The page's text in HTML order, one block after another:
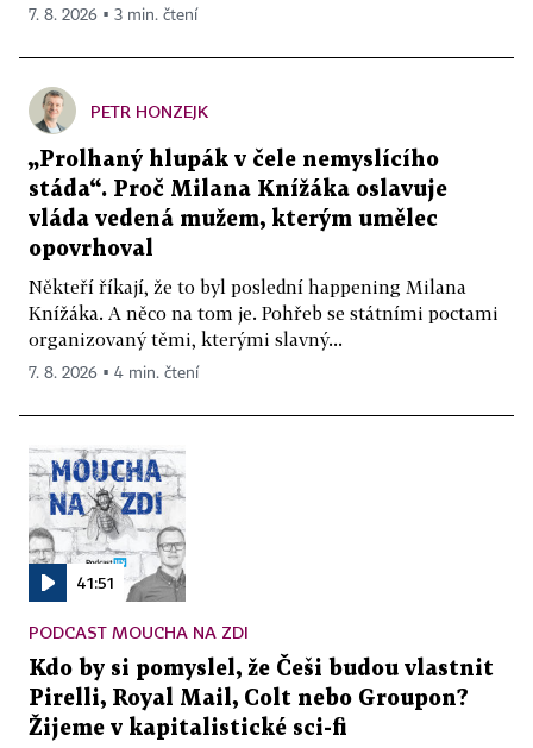
7. 8. 2026 ▪ 3 min. čtení
PETR HONZEJK
„Prolhaný hlupák v čele nemyslícího
stáda“. Proč Milana Knížáka oslavuje
vláda vedená mužem, kterým umělec
opovrhoval
Někteří říkají, že to byl poslední happening Milana
Knížáka. A něco na tom je. Pohřeb se státními poctami
organizovaný těmi, kterými slavný...
7. 8. 2026 ▪ 4 min. čtení
41:51
PODCAST MOUCHA NA ZDI
Kdo by si pomyslel, že Češi budou vlastnit
Pirelli, Royal Mail, Colt nebo Groupon?
Žijeme v kapitalistické sci-fi